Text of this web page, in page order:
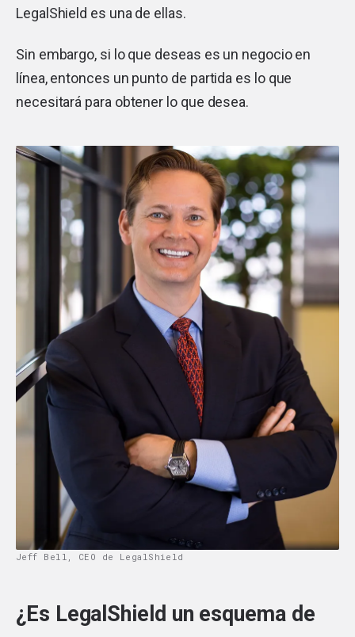
LegalShield es una de ellas.
Sin embargo, si lo que deseas es un negocio en
línea, entonces un punto de partida es lo que
necesitará para obtener lo que desea.
Jeff Bell, CEO de LegalShield
¿Es LegalShield un esquema de